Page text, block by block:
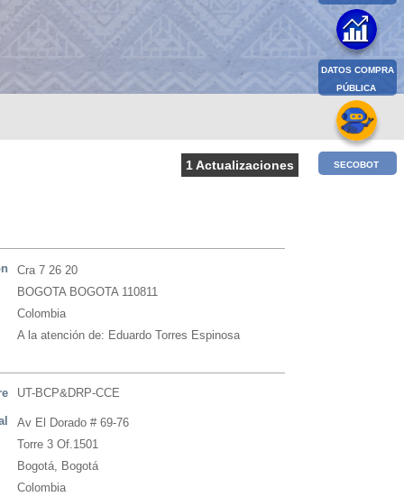
1 Actualizaciones
Cra 7 26 20
BOGOTA BOGOTA 110811
Colombia
A la atención de: Eduardo Torres Espinosa
UT-BCP&DRP-CCE
Av El Dorado # 69-76
Torre 3 Of.1501
Bogotá, Bogotá
Colombia
DATOS COMPRA
PÚBLICA
SECOBOT